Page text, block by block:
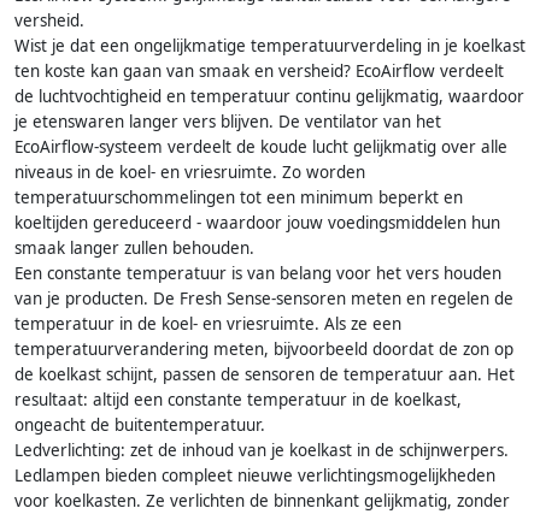
versheid.
Wist je dat een ongelijkmatige temperatuurverdeling in je koelkast
ten koste kan gaan van smaak en versheid? EcoAirflow verdeelt
de luchtvochtigheid en temperatuur continu gelijkmatig, waardoor
je etenswaren langer vers blijven. De ventilator van het
EcoAirflow-systeem verdeelt de koude lucht gelijkmatig over alle
niveaus in de koel- en vriesruimte. Zo worden
temperatuurschommelingen tot een minimum beperkt en
koeltijden gereduceerd - waardoor jouw voedingsmiddelen hun
smaak langer zullen behouden.
Een constante temperatuur is van belang voor het vers houden
van je producten. De Fresh Sense-sensoren meten en regelen de
temperatuur in de koel- en vriesruimte. Als ze een
temperatuurverandering meten, bijvoorbeeld doordat de zon op
de koelkast schijnt, passen de sensoren de temperatuur aan. Het
resultaat: altijd een constante temperatuur in de koelkast,
ongeacht de buitentemperatuur.
Ledverlichting: zet de inhoud van je koelkast in de schijnwerpers.
Ledlampen bieden compleet nieuwe verlichtingsmogelijkheden
voor koelkasten. Ze verlichten de binnenkant gelijkmatig, zonder